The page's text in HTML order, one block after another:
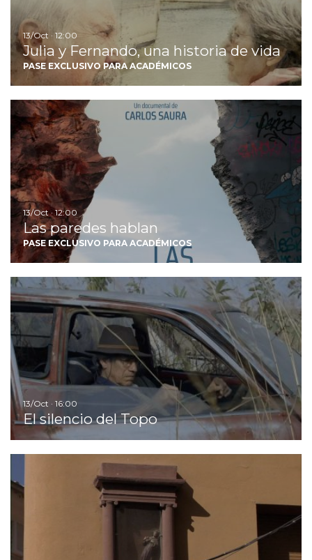
13/Oct · 12:00
Julia y Fernando, una historia de vida
PASE EXCLUSIVO PARA ACADÉMICOS
13/Oct · 12:00
Las paredes hablan
PASE EXCLUSIVO PARA ACADÉMICOS
13/Oct · 16:00
El silencio del Topo